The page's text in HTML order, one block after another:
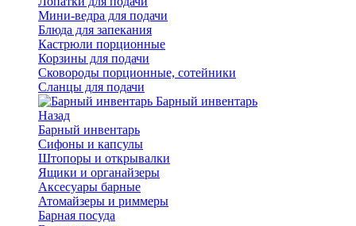
Мини-ведра для подачи
Блюда для запекания
Кастрюли порционные
Корзины для подачи
Сковороды порционные, сотейники
Сланцы для подачи
Барный инвентарь
Назад
Барный инвентарь
Сифоны и капсулы
Штопоры и открывалки
Ящики и органайзеры
Аксесуары барные
Атомайзеры и риммеры
Барная посуда